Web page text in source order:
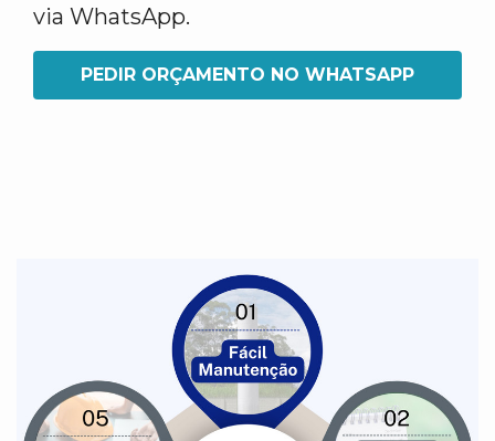
via WhatsApp.
PEDIR ORÇAMENTO NO WHATSAPP